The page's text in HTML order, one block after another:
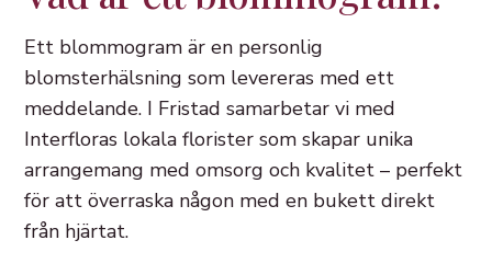
Ett blommogram är en personlig
blomsterhälsning som levereras med ett
meddelande. I Fristad samarbetar vi med
Interfloras lokala florister som skapar unika
arrangemang med omsorg och kvalitet – perfekt
för att överraska någon med en bukett direkt
från hjärtat.